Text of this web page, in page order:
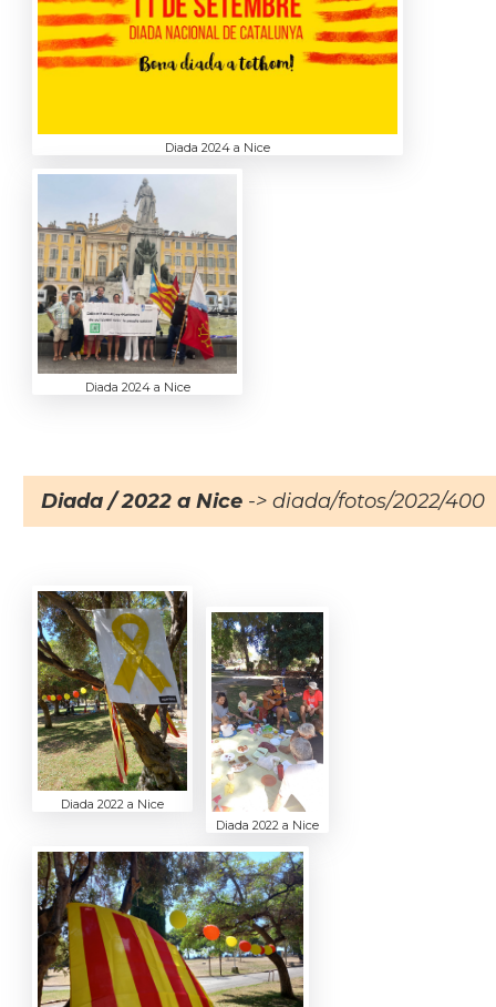
Diada 2024 a Nice
Diada 2024 a Nice
Diada / 2022 a Nice-> diada/fotos/2022/400
Diada 2022 a Nice
Diada 2022 a Nice